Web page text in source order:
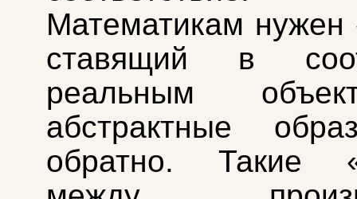
Математикам нужен
ставящий в
реальным
абстрактные
обратно. Такие